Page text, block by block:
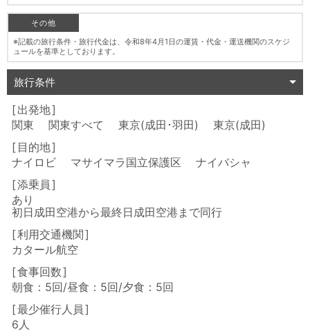
その他
※記載の旅行条件・旅行代金は、令和8年4月1日の運賃・代金・運送機関のスケジ
ュールを基準としております。
旅行条件
出発地
関東 関東すべて 東京(成田･羽田) 東京(成田)
目的地
ナイロビ マサイマラ国立保護区 ナイバシャ
添乗員
あり
初日成田空港から最終日成田空港 まで同行
利用交通機関
カタール航空
食事回数
朝食：5回/昼食：5回/夕食：5回
最少催行人員
6人